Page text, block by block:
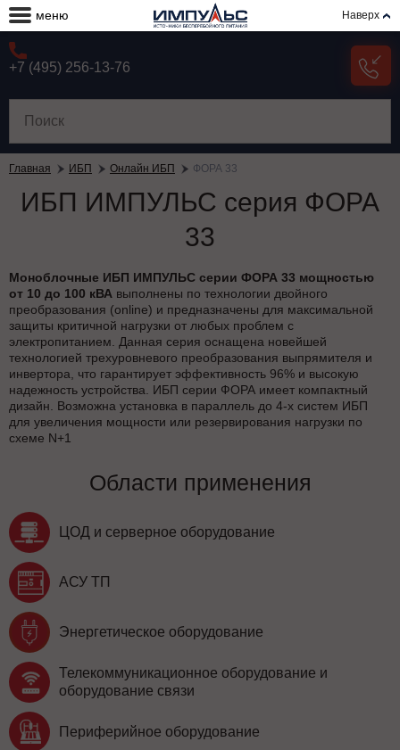
меню Наверх
+7 (495) 256-13-76
Главная ИБП Онлайн ИБП ФОРА 33
ИБП ИМПУЛЬС серия ФОРА
33
Моноблочные ИБП ИМПУЛЬС серии ФОРА 33 мощностью
от 10 до 100 кВА выполнены по технологии двойного
преобразования (online) и предназначены для максимальной
защиты критичной нагрузки от любых проблем с
электропитанием. Данная серия оснащена новейшей
технологией трехуровневого преобразования выпрямителя и
инвертора, что гарантирует эффективность 96% и высокую
надежность устройства. ИБП серии ФОРА имеет компактный
дизайн. Возможна установка в параллель до 4-х систем ИБП
для увеличения мощности или резервирования нагрузки по
схеме N+1
Области применения
ЦОД и серверное оборудование
АСУ ТП
Энергетическое оборудование
Телекоммуникационное оборудование и
оборудование связи
Периферийное оборудование